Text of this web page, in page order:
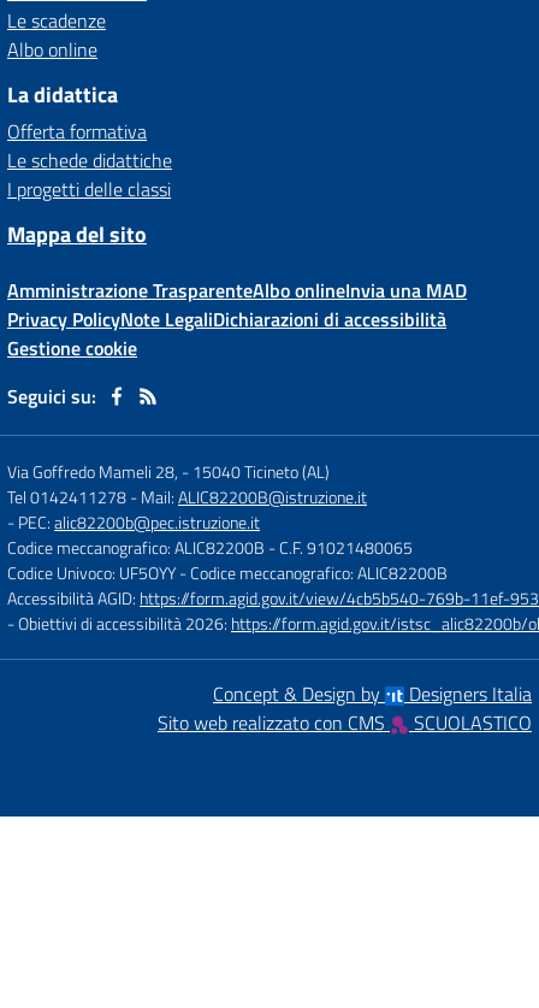
Le scadenze
Albo online
La didattica
Offerta formativa
Le schede didattiche
I progetti delle classi
Mappa del sito
Amministrazione TrasparenteAlbo onlineInvia una MAD
Privacy PolicyNote LegaliDichiarazioni di accessibilità
Gestione cookie
Seguici su:
Via Goffredo Mameli 28, -15040 Ticineto (AL)
Tel 0142411278- Mail:ALIC82200B@istruzione.it
- PEC:alic82200b@pec.istruzione.it
Codice meccanografico: ALIC82200B - C.F. 91021480065
Codice Univoco: UF5OYY- Codice meccanografico: ALIC82200B
Accessibilità AGID: https://form.agid.gov.it/view/4cb5b540-769b-11ef-
- Obiettivi di accessibilità 2026: https://form.agid.gov.it/
Concept & Design by
Designers Italia
Sito web realizzato con CMS
SCUOLASTICO